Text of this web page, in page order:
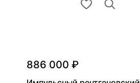
886 000 ₽